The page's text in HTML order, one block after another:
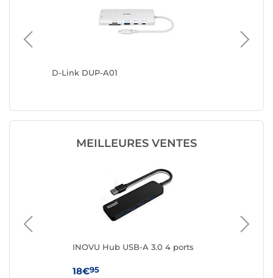
D-Link DUP-A01
MEILLEURES VENTES
INOVU Hub USB-A 3.0 4 ports
18€95